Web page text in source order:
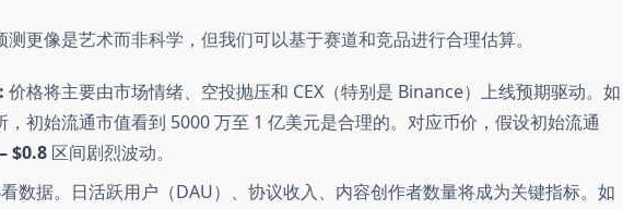
更像是艺术而非科学，但我们可以基于赛道和竞品进行合理估算。
价格将主要由市场情绪、空投抛压和 CEX（特别是 Binance）上线预期驱动。如
初始流通市值看到 5000 万至 1 亿美元是合理的。对应币价，假设初始流通
$0.8 区间剧烈波动。
数据。日活跃用户（DAU）、协议收入、内容创作者数量将成为关键指标。如